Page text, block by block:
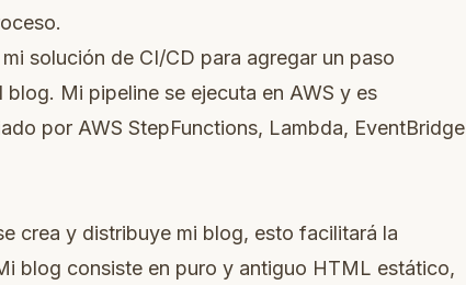
solución de CI/CD para agregar un paso
Mi pipeline se ejecuta en AWS y es
por AWS StepFunctions, Lambda, EventBridge
crea y distribuye mi blog, esto facilitará la
blog consiste en puro y antiguo HTML estático,